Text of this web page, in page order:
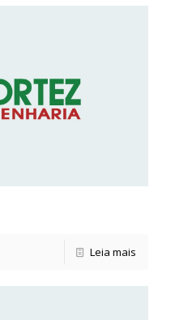
Leia mais